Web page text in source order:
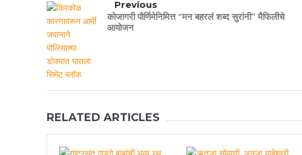
Previous
कोजागरी पौर्णिमेनिमित्त “मन बहरलं शब्द सुरांनी” मैफिलीचे
आयोजन
RELATED ARTICLES